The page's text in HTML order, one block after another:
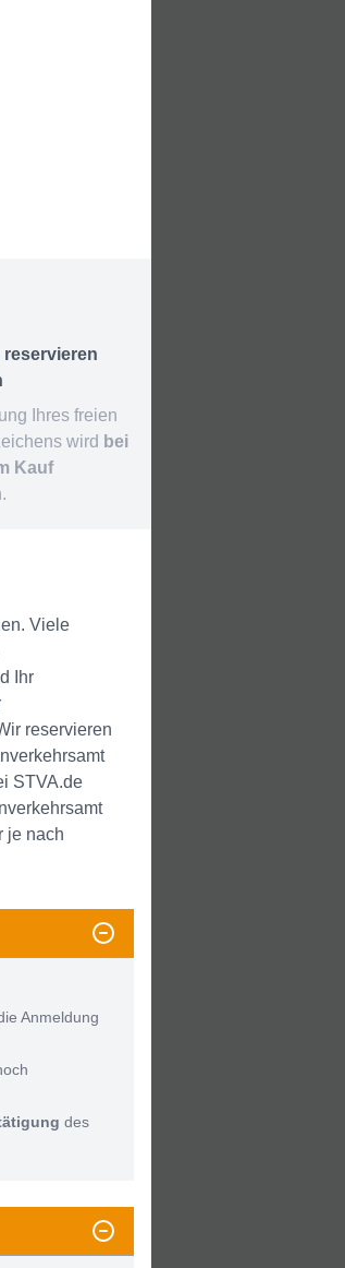
reservieren
Ihres freien
wird bei
Kauf
Viele
Ihr
reservieren
STVA.de
je nach
Anmeldung
des